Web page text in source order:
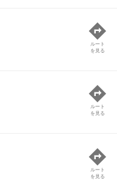
ルート
を見る
ルート
を見る
ルート
を見る